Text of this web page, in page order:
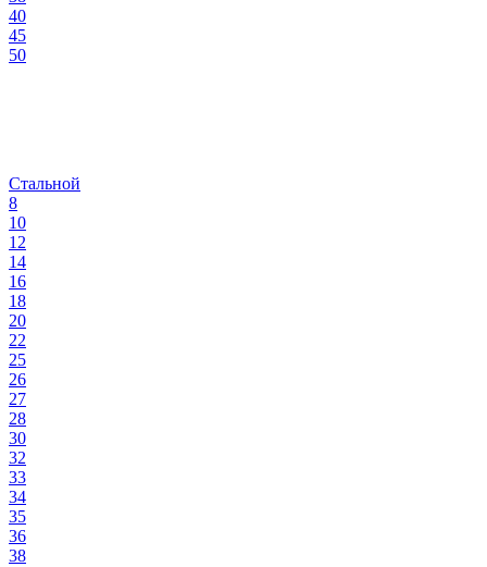
40
45
50
Стальной
8
10
12
14
16
18
20
22
25
26
27
28
30
32
33
34
35
36
38